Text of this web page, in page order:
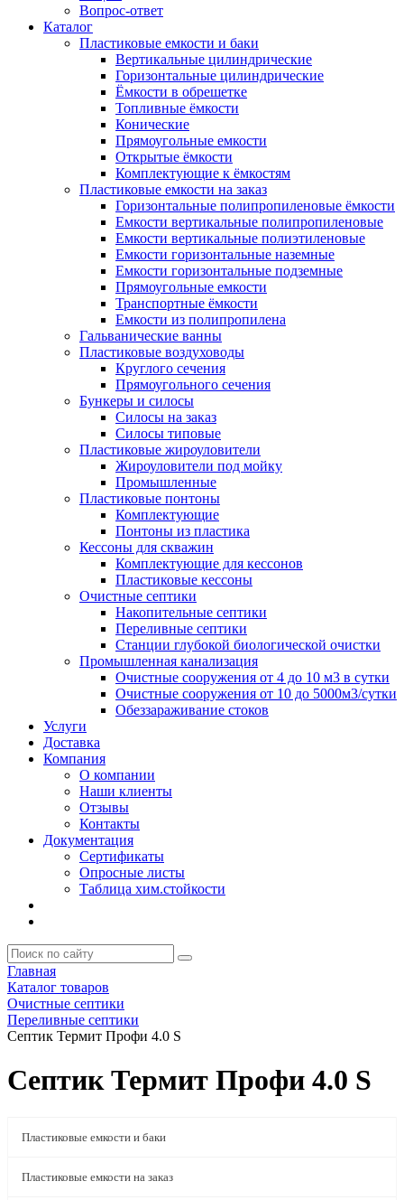
Вопрос-ответ
Каталог
Пластиковые емкости и баки
Вертикальные цилиндрические
Горизонтальные цилиндрические
Ёмкости в обрешетке
Топливные ёмкости
Конические
Прямоугольные емкости
Открытые ёмкости
Комплектующие к ёмкостям
Пластиковые емкости на заказ
Горизонтальные полипропиленовые ёмкости
Емкости вертикальные полипропиленовые
Емкости вертикальные полиэтиленовые
Емкости горизонтальные наземные
Емкости горизонтальные подземные
Прямоугольные емкости
Транспортные ёмкости
Емкости из полипропилена
Гальванические ванны
Пластиковые воздуховоды
Круглого сечения
Прямоугольного сечения
Бункеры и силосы
Силосы на заказ
Силосы типовые
Пластиковые жироуловители
Жироуловители под мойку
Промышленные
Пластиковые понтоны
Комплектующие
Понтоны из пластика
Кессоны для скважин
Комплектующие для кессонов
Пластиковые кессоны
Очистные септики
Накопительные септики
Переливные септики
Станции глубокой биологической очистки
Промышленная канализация
Очистные сооружения от 4 до 10 м3 в сутки
Очистные сооружения от 10 до 5000м3/сутки
Обеззараживание стоков
Услуги
Доставка
Компания
О компании
Наши клиенты
Отзывы
Контакты
Документация
Сертификаты
Опросные листы
Таблица хим.стойкости
Главная
Каталог товаров
Очистные септики
Переливные септики
Септик Термит Профи 4.0 S
Септик Термит Профи 4.0 S
Пластиковые емкости и баки
Пластиковые емкости на заказ